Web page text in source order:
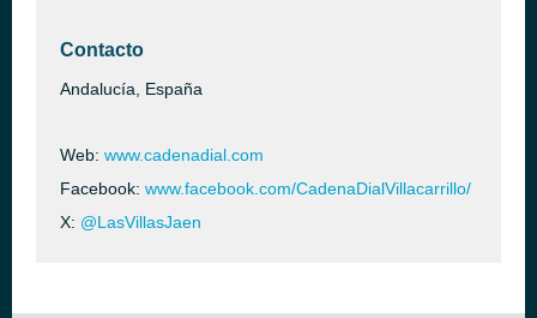
Contacto
Andalucía, España
Web: www.cadenadial.com
Facebook: www.facebook.com/CadenaDialVillacarrillo/
X: @LasVillasJaen